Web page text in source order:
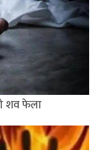
शव फेला